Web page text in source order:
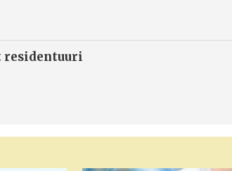
residentuuri